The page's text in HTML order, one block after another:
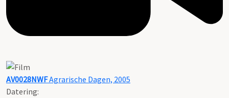
AV0028NWFAgrarische Dagen, 2005
Datering: